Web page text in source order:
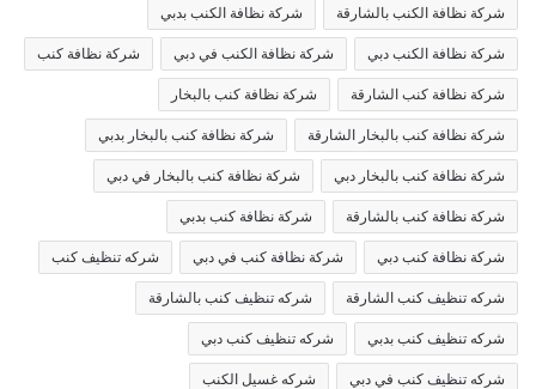
شركة نظافة الكنب بالشارقة شركة نظافة الكنب بدبي
شركة نظافة الكنب دبي شركة نظافة الكنب في دبي شركة نظافة كنب
شركة نظافة كنب الشارقة شركة نظافة كنب بالبخار
شركة نظافة كنب بالبخار الشارقة شركة نظافة كنب بالبخار بدبي
شركة نظافة كنب بالبخار دبي شركة نظافة كنب بالبخار في دبي
شركة نظافة كنب بالشارقة شركة نظافة كنب بدبي
شركة نظافة كنب دبي شركة نظافة كنب في دبي شركه تنظيف كنب
شركه تنظيف كنب الشارقة شركه تنظيف كنب بالشارقة
شركه تنظيف كنب بدبي شركه تنظيف كنب دبي
شركه تنظيف كنب في دبي شركه غسيل الكنب